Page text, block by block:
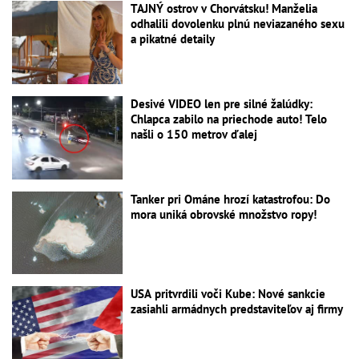
TAJNÝ ostrov v Chorvátsku! Manželia
odhalili dovolenku plnú neviazaného sexu
a pikatné detaily
Desivé VIDEO len pre silné žalúdky:
Chlapca zabilo na priechode auto! Telo
našli o 150 metrov ďalej
Tanker pri Ománe hrozí katastrofou: Do
mora uniká obrovské množstvo ropy!
USA pritvrdili voči Kube: Nové sankcie
zasiahli armádnych predstaviteľov aj firmy